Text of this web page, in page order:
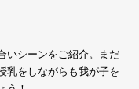
いシーンをご紹介。まだ
乳をしながらも我が子を